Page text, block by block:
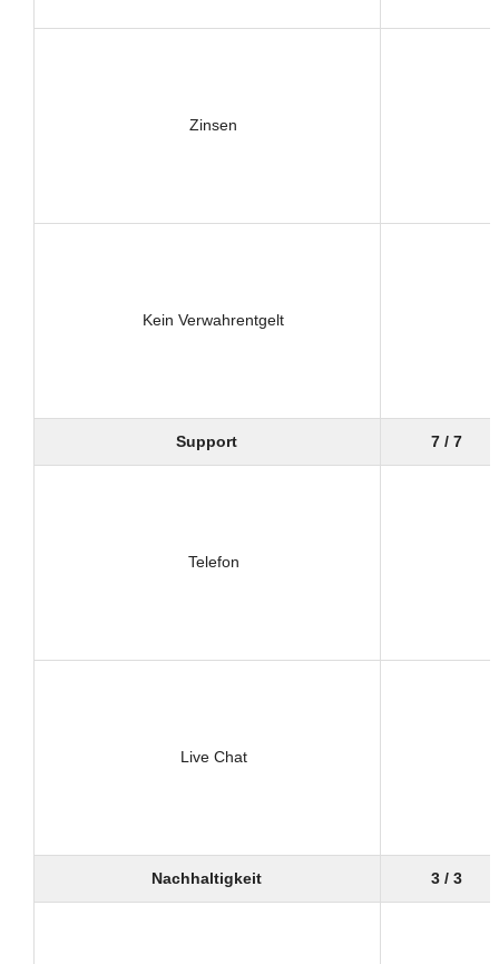
Zinsen
Kein Verwahrentgelt
Support 7 / 7
Telefon
Live Chat
Nachhaltigkeit 3 / 3